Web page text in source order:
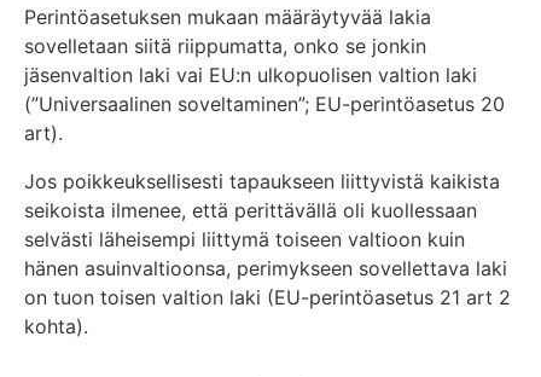
Perintöasetuksen mukaan määräytyvää lakia
sovelletaan siitä riippumatta, onko se jonkin
jäsenvaltion laki vai EU:n ulkopuolisen valtion laki
(”Universaalinen soveltaminen”; EU-perintöasetus 20
art).
Jos poikkeuksellisesti tapaukseen liittyvistä kaikista
seikoista ilmenee, että perittävällä oli kuollessaan
selvästi läheisempi liittymä toiseen valtioon kuin
hänen asuinvaltioonsa, perimykseen sovellettava laki
on tuon toisen valtion laki (EU-perintöasetus 21 art 2
kohta).